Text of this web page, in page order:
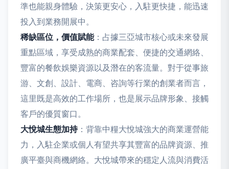
準也能親身體驗，決策更安心，入駐更快捷，能迅速
投入到業務開展中。
稀缺區位，價值賦能：占據三亞城市核心或未來發展
重點區域，享受成熟的商業配套、便捷的交通網絡、
豐富的餐飲娛樂資源以及潛在的客流量。對于從事旅
游、文創、設計、電商、咨詢等行業的創業者而言，
這里既是高效的工作場所，也是展示品牌形象、接觸
客戶的優質窗口。
大悅城生態加持：背靠中糧大悅城強大的商業運營能
力，入駐企業或個人有望共享其豐富的品牌資源、推
廣平臺與商機網絡。大悅城帶來的穩定人流與消費活